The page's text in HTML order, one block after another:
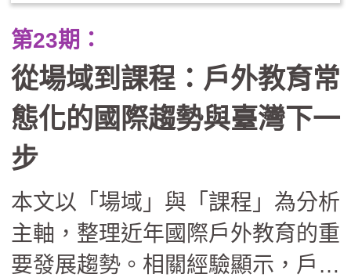
倡議。在行政團隊轉化為「課程鷹
架」的支持下，戶外教育不再只是
走馬看花，而是成為連結世代與地
方的溫柔路徑，讓孩子在回應社區
需求的過程中，發展出帶得走的真
實能力與生命溫度。
第23期：
從場域到課程：戶外教育常
態化的國際趨勢與臺灣下一
步
本文以「場域」與「課程」為分析
主軸，整理近年國際戶外教育的重
要發展趨勢。相關經驗顯示，戶外